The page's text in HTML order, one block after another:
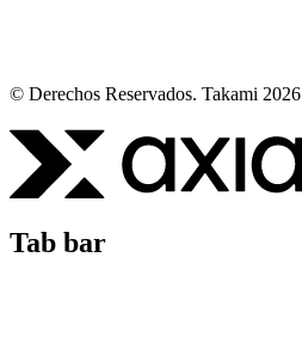
© Derechos Reservados. Takami 2026
Tab bar